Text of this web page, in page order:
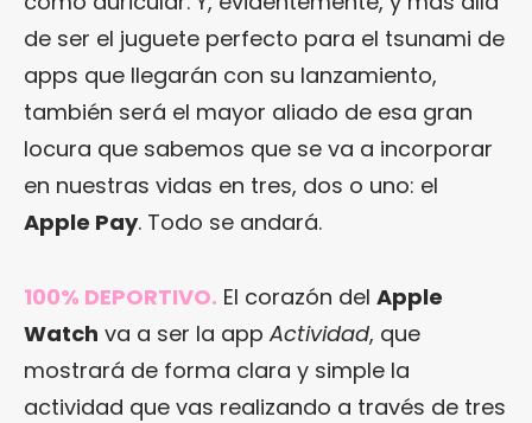
de ser el juguete perfecto para el tsunami de
apps que llegarán con su lanzamiento,
también será el mayor aliado de esa gran
locura que sabemos que se va a incorporar
en nuestras vidas en tres, dos o uno: el
Apple Pay. Todo se andará.
100% DEPORTIVO. El corazón del Apple
Watch va a ser la app Actividad, que
mostrará de forma clara y simple la
actividad que vas realizando a través de tres